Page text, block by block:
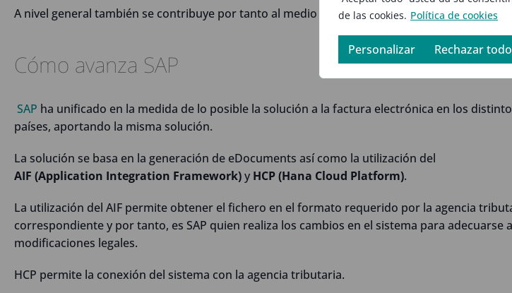
de las cookies. Política de cookies
Personalizar Rechazar todo
A nivel general también se contribuye por tanto al medio ambiente y a la evasión de
Cómo avanza SAP
SAP ha unificado en la medida de lo posible la solución a la factura electrónica en los
países, aportando la misma solución.
La solución se basa en la generación de eDocuments así como la utilización del
AIF (Application Integration Framework)y HCP (Hana Cloud Platform).
La utilización del AIF permite obtener el fichero en el formato requerido por la agencia
correspondiente y por tanto, es SAP quien realiza los cambios en el sistema para adecuarse
modificaciones legales.
HCP permite la conexión del sistema con la agencia tributaria.